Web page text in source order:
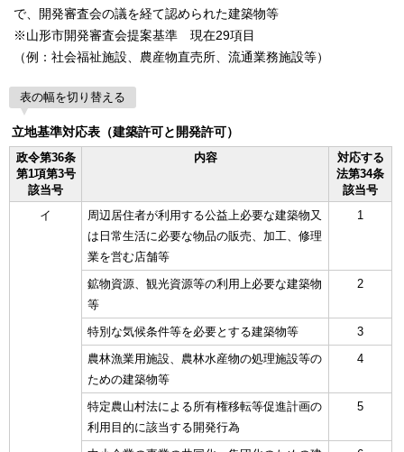
で、開発審査会の議を経て認められた建築物等
※山形市開発審査会提案基準 現在29項目
（例：社会福祉施設、農産物直売所、流通業務施設等）
表の幅を切り替える
立地基準対応表（建築許可と開発許可）
政令第36条
第1項第3号
該当号
内容
対応する
法第34条
該当号
イ
周辺居住者が利用する公益上必要な建築物又
は日常生活に必要な物品の販売、加工、修理
業を営む店舗等
1
鉱物資源、観光資源等の利用上必要な建築物
等
2
特別な気候条件等を必要とする建築物等
3
農林漁業用施設、農林水産物の処理施設等の
ための建築物等
4
特定農山村法による所有権移転等促進計画の
利用目的に該当する開発行為
5